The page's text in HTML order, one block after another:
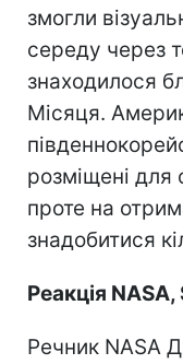
змогли
середу через
знаходилося
Місяця.
розміщені для
проте на
знадобитися
Реакція
Речник NASA